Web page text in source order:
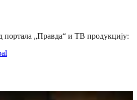
портала „Правда“ и ТВ продукцију: